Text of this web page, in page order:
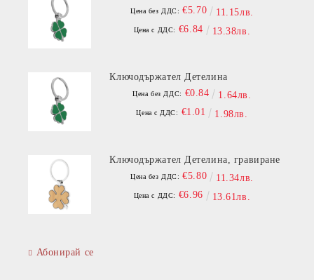
Цена без ДДС: €5.70 11.15лв.
Цена с ДДС: €6.84 13.38лв.
Ключодържател Детелина
Цена без ДДС: €0.84 1.64лв.
Цена с ДДС: €1.01 1.98лв.
Ключодържател Детелина, гравиране
Цена без ДДС: €5.80 11.34лв.
Цена с ДДС: €6.96 13.61лв.
Абонирай се